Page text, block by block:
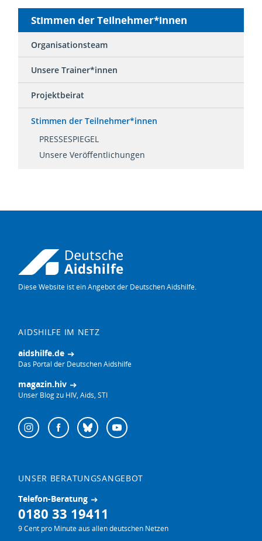
Stimmen der Teilnehmer*innen
Organisationsteam
Unsere Trainer*innen
Projektbeirat
Stimmen der Teilnehmer*innen
PRESSESPIEGEL
Unsere Veröffentlichungen
Diese Website ist ein Angebot der Deutschen Aidshilfe.
AIDSHILFE IM NETZ
aidshilfe.de
Das Portal der Deutschen Aidshilfe
magazin.hiv
Unser Blog zu HIV, Aids, STI
Follow
us
InstagramFacebookBlueskyYouTube
UNSER BERATUNGSANGEBOT
Telefon-Beratung
0180 33 19411
9 Cent pro Minute aus allen deutschen Netzen